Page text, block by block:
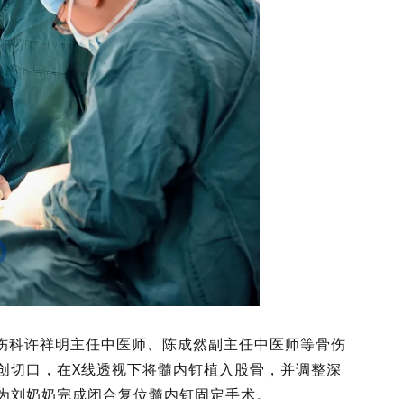
许祥明主任中医师、陈成然副主任中医师等骨伤
口，在X线透视下将髓内钉植入股骨，并调整深
奶奶完成闭合复位髓内钉固定手术。